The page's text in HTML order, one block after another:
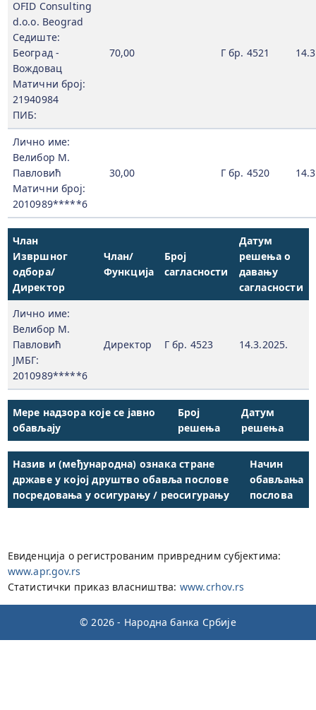
OFID Consulting
d.o.o. Beograd
Седиште:
Београд -
Вождовац
Матични број:
21940984
ПИБ:
70,00 Г бр. 4521
Лично име:
Велибор М.
Павловић
Матични број:
2010989*****6
30,00 Г бр. 4520
Члан
Извршног
одбора/
Директор
Члан/
Функција
Број
сагласности
Датум
решења о
давању
сагласности
Лично име:
Велибор М.
Павловић
ЈМБГ:
2010989*****6
Директор Г бр. 4523 14.3.2025.
Мере надзора које се јавно
обављају
Број
решења
Датум
решења
Назив и (међународна) ознака стране
државе у којој друштво обавља послове
посредовања у осигурању / реосигурању
Начин
обављања
послова
Евиденција о регистрованим привредним субјектима:
www.apr.gov.rs
Статистички приказ власништва: www.crhov.rs
© 2026 - Народна банка Србије